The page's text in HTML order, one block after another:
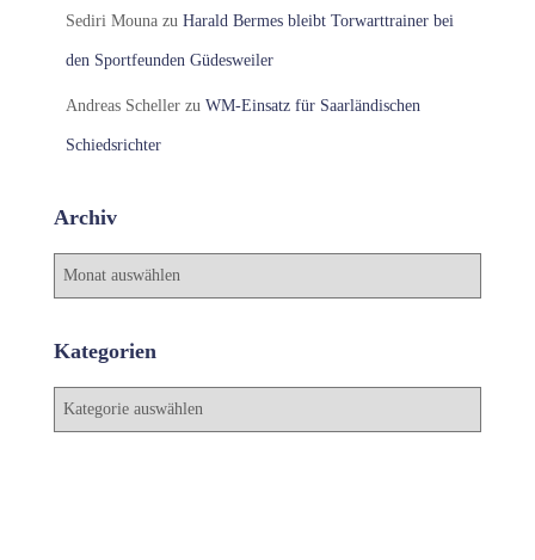
Sediri Mouna zu Harald Bermes bleibt Torwarttrainer bei
den Sportfeunden Güdesweiler
Andreas Scheller zu WM-Einsatz für Saarländischen
Schiedsrichter
Archiv
h
Kategorien